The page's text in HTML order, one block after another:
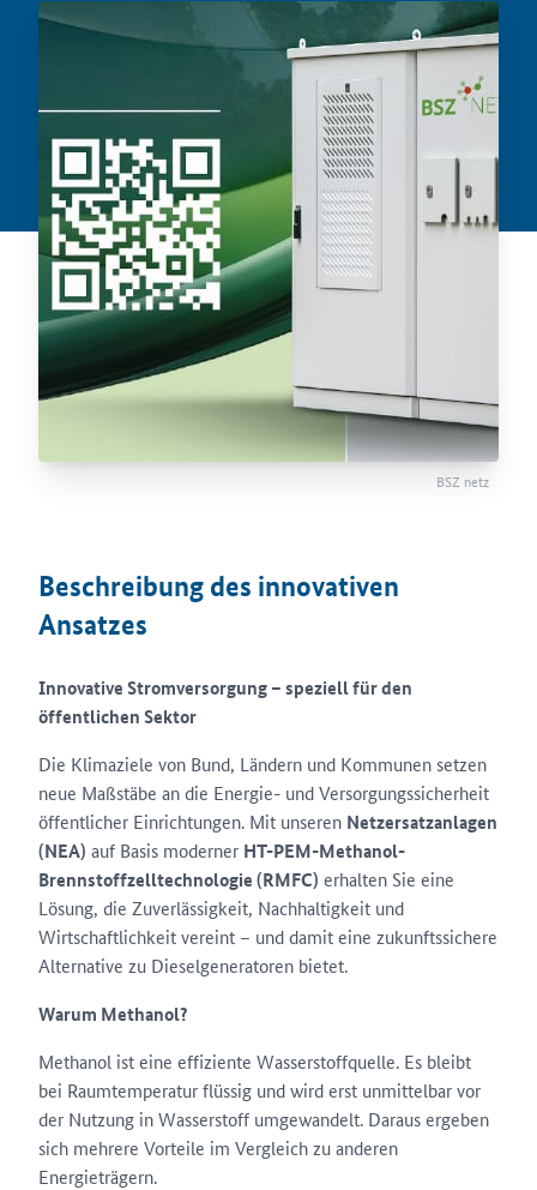
BSZ netz
Beschreibung des innovativen
Ansatzes
Innovative Stromversorgung – speziell für den
öffentlichen Sektor
Die Klimaziele von Bund, Ländern und Kommunen setzen
neue Maßstäbe an die Energie- und Versorgungssicherheit
öffentlicher Einrichtungen. Mit unseren Netzersatzanlagen
(NEA) auf Basis moderner HT-PEM-Methanol-
Brennstoffzelltechnologie (RMFC) erhalten Sie eine
Lösung, die Zuverlässigkeit, Nachhaltigkeit und
Wirtschaftlichkeit vereint – und damit eine zukunftssichere
Alternative zu Dieselgeneratoren bietet.
Warum Methanol?
Methanol ist eine effiziente Wasserstoffquelle. Es bleibt
bei Raumtemperatur flüssig und wird erst unmittelbar vor
der Nutzung in Wasserstoff umgewandelt. Daraus ergeben
sich mehrere Vorteile im Vergleich zu anderen
Energieträgern.